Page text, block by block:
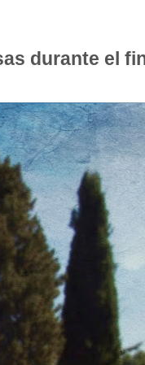
durante el